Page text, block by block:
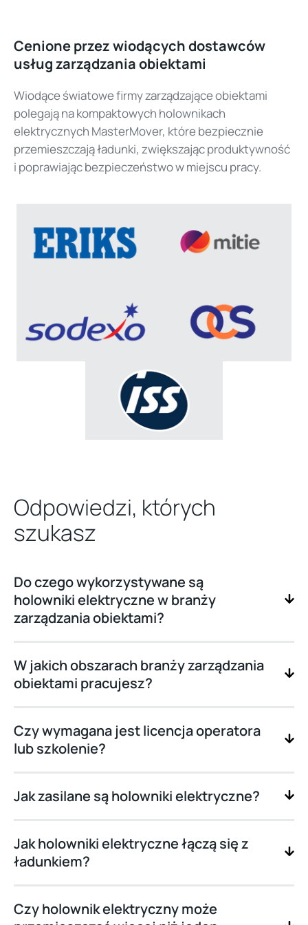
Cenione przez wiodących dostawców
usług zarządzania obiektami
Wiodące światowe firmy zarządzające obiektami
polegają na kompaktowych holownikach
elektrycznych MasterMover, które bezpiecznie
przemieszczają ładunki, zwiększając produktywność
i poprawiając bezpieczeństwo w miejscu pracy.
Odpowiedzi, których
szukasz
Do czego wykorzystywane są
holowniki elektryczne w branży
zarządzania obiektami?
W jakich obszarach branży zarządzania
obiektami pracujesz?
Czy wymagana jest licencja operatora
lub szkolenie?
Jak zasilane są holowniki elektryczne?
Jak holowniki elektryczne łączą się z
ładunkiem?
Czy holownik elektryczny może